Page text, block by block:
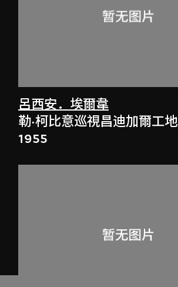
呂西安．埃爾韋
勒·柯比意巡視昌迪加爾工地
1955